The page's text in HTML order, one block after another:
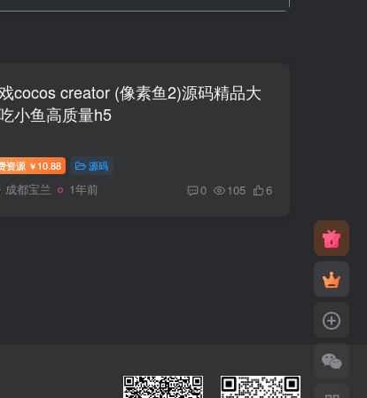
cocos creator (像素鱼2)源码精品大
小鱼高质量h5
资源 ￥ 10.88 源码
成都宝兰 1年前 0 105 6